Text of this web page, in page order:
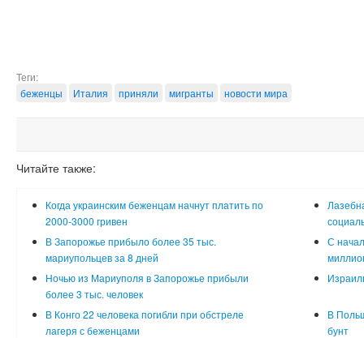
Теги:
беженцы
Италия приняли мигранты новости мира
Читайте также:
Когда украинским беженцам начнут платить по
2000-3000 гривен
В Запорожье прибыло более 35 тыс.
мариупольцев за 8 дней
С
Ночью из Мариуполя в Запорожье прибыли
более 3 тыс. человек
В Конго 22 человека погибли при обстреле
лагеря с беженцами
В
бунт